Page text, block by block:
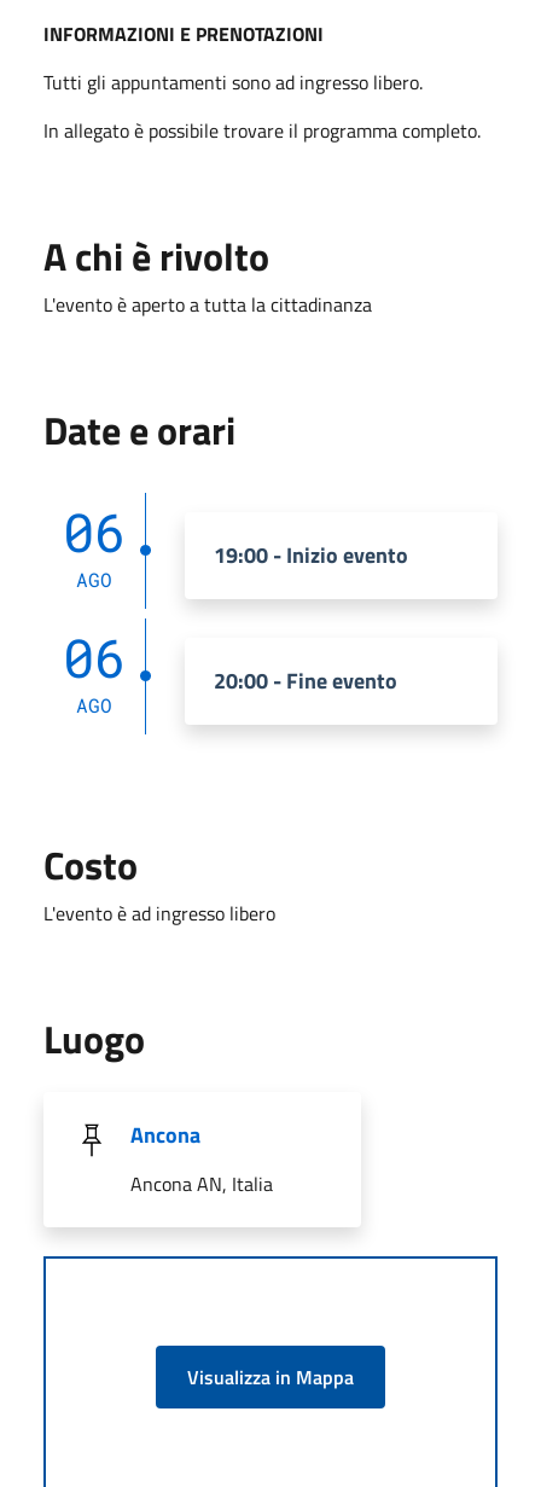
INFORMAZIONI E PRENOTAZIONI
Tutti gli appuntamenti sono ad ingresso libero.
In allegato è possibile trovare il programma completo.
A chi è rivolto
L'evento è aperto a tutta la cittadinanza
Date e orari
06
AGO
19:00 - Inizio evento
06
AGO
20:00 - Fine evento
Costo
L'evento è ad ingresso libero
Luogo
Ancona
Ancona AN, Italia
Visualizza in Mappa